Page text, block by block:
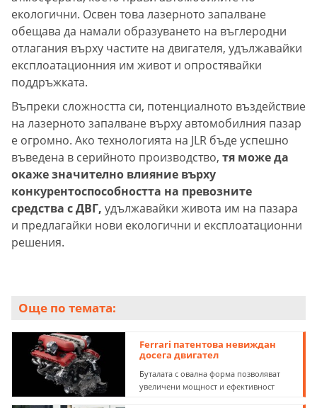
екологични. Освен това лазерното запалване
обещава да намали образуването на въглеродни
отлагания върху частите на двигателя, удължавайки
експлоатационния им живот и опростявайки
поддръжката.
Въпреки сложността си, потенциалното въздействие
на лазерното запалване върху автомобилния пазар
е огромно. Ако технологията на JLR бъде успешно
въведена в серийното производство, тя може да
окаже значително влияние върху
конкурентоспособността на превозните
средства с ДВГ, удължавайки живота им на пазара
и предлагайки нови екологични и експлоатационни
решения.
Още по темата:
Ferrari патентова невиждан
досега двигател
Буталата с овална форма позволяват
увеличени мощност и ефективност